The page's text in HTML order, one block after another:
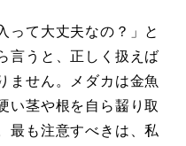
って大丈夫なの？」と
言うと、 正しく扱えば
ません。
メダカは金魚
い茎や根を自ら齧り取
最も注意すべきは、私